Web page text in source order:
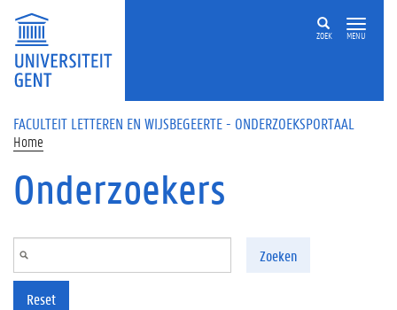
Overslaan en naar de inhoud gaan
ZOEK MENU
FACULTEIT LETTEREN EN WIJSBEGEERTE - ONDERZOEKSPORTAAL
Home
Onderzoekers
Zoeken
Reset